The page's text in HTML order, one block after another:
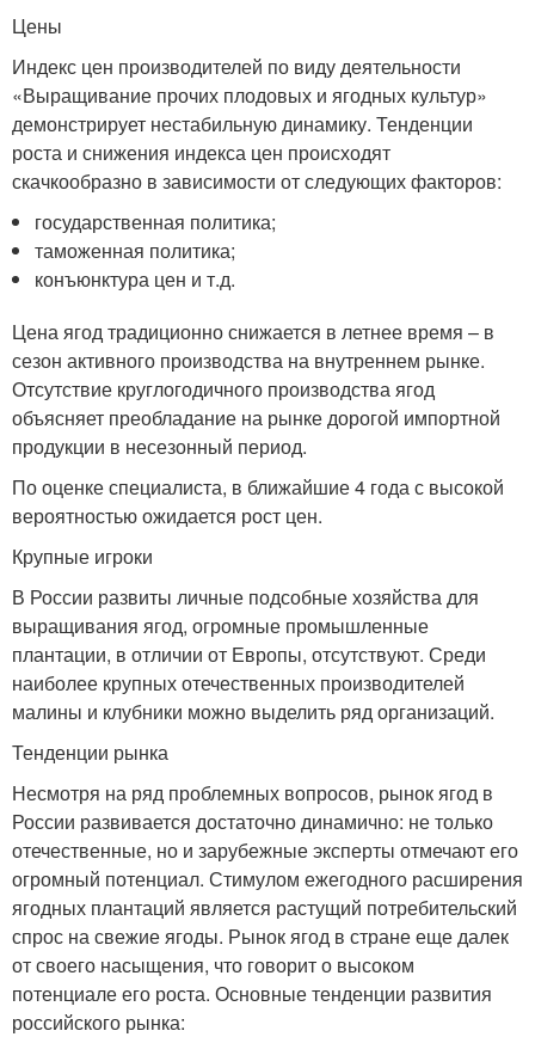
Цены
Индекс цен производителей по виду деятельности
«Выращивание прочих плодовых и ягодных культур»
демонстрирует нестабильную динамику. Тенденции
роста и снижения индекса цен происходят
скачкообразно в зависимости от следующих факторов:
государственная политика;
таможенная политика;
конъюнктура цен и т.д.
Цена ягод традиционно снижается в летнее время – в
сезон активного производства на внутреннем рынке.
Отсутствие круглогодичного производства ягод
объясняет преобладание на рынке дорогой импортной
продукции в несезонный период.
По оценке специалиста, в ближайшие 4 года с высокой
вероятностью ожидается рост цен.
Крупные игроки
В России развиты личные подсобные хозяйства для
выращивания ягод, огромные промышленные
плантации, в отличии от Европы, отсутствуют. Среди
наиболее крупных отечественных производителей
малины и клубники можно выделить ряд организаций.
Тенденции рынка
Несмотря на ряд проблемных вопросов, рынок ягод в
России развивается достаточно динамично: не только
отечественные, но и зарубежные эксперты отмечают его
огромный потенциал. Стимулом ежегодного расширения
ягодных плантаций является растущий потребительский
спрос на свежие ягоды. Рынок ягод в стране еще далек
от своего насыщения, что говорит о высоком
потенциале его роста. Основные тенденции развития
российского рынка: